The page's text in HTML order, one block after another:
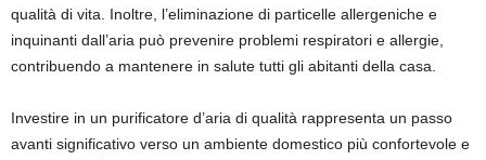
qualità di vita. Inoltre, l’eliminazione di particelle allergeniche e
inquinanti dall’aria può prevenire problemi respiratori e allergie,
contribuendo a mantenere in salute tutti gli abitanti della casa.
Investire in un purificatore d’aria di qualità rappresenta un passo
avanti significativo verso un ambiente domestico più confortevole e